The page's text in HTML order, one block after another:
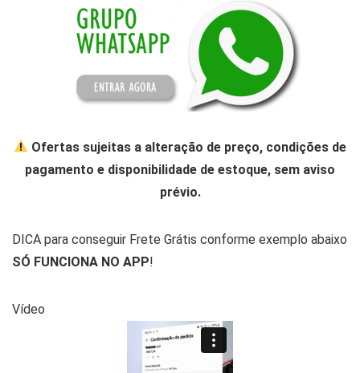
Ofertas sujeitas a alteração de preço, condições de
pagamento e disponibilidade de estoque, sem aviso
prévio.
DICA para conseguir Frete Grátis conforme exemplo abaixo
SÓ FUNCIONA NO APP!
Vídeo